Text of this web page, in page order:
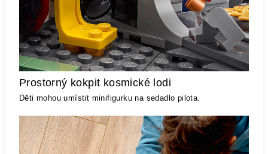
Prostorný kokpit kosmické lodi
Děti mohou umístit minifigurku na sedadlo pilota.